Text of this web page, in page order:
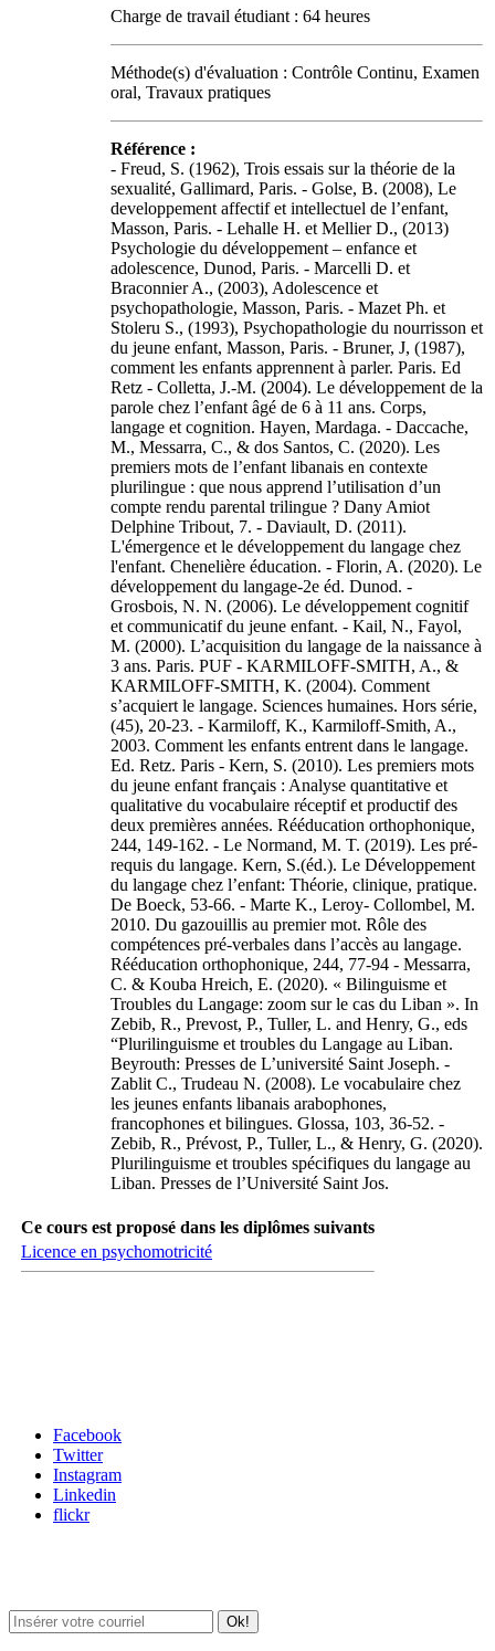
Charge de travail étudiant : 64 heures
Méthode(s) d'évaluation : Contrôle Continu, Examen
oral, Travaux pratiques
Référence :
- Freud, S. (1962), Trois essais sur la théorie de la
sexualité, Gallimard, Paris. - Golse, B. (2008), Le
developpement affectif et intellectuel de l’enfant,
Masson, Paris. - Lehalle H. et Mellier D., (2013)
Psychologie du développement – enfance et
adolescence, Dunod, Paris. - Marcelli D. et
Braconnier A., (2003), Adolescence et
psychopathologie, Masson, Paris. - Mazet Ph. et
Stoleru S., (1993), Psychopathologie du nourrisson et
du jeune enfant, Masson, Paris. - Bruner, J, (1987),
comment les enfants apprennent à parler. Paris. Ed
Retz - Colletta, J.-M. (2004). Le développement de la
parole chez l’enfant âgé de 6 à 11 ans. Corps,
langage et cognition. Hayen, Mardaga. - Daccache,
M., Messarra, C., & dos Santos, C. (2020). Les
premiers mots de l’enfant libanais en contexte
plurilingue : que nous apprend l’utilisation d’un
compte rendu parental trilingue ? Dany Amiot
Delphine Tribout, 7. - Daviault, D. (2011).
L'émergence et le développement du langage chez
l'enfant. Chenelière éducation. - Florin, A. (2020). Le
développement du langage-2e éd. Dunod. -
Grosbois, N. N. (2006). Le développement cognitif
et communicatif du jeune enfant. - Kail, N., Fayol,
M. (2000). L’acquisition du langage de la naissance à
3 ans. Paris. PUF - KARMILOFF-SMITH, A., &
KARMILOFF-SMITH, K. (2004). Comment
s’acquiert le langage. Sciences humaines. Hors série,
(45), 20-23. - Karmiloff, K., Karmiloff-Smith, A.,
2003. Comment les enfants entrent dans le langage.
Ed. Retz. Paris - Kern, S. (2010). Les premiers mots
du jeune enfant français : Analyse quantitative et
qualitative du vocabulaire réceptif et productif des
deux premières années. Rééducation orthophonique,
244, 149-162. - Le Normand, M. T. (2019). Les pré-
requis du langage. Kern, S.(éd.). Le Développement
du langage chez l’enfant: Théorie, clinique, pratique.
De Boeck, 53-66. - Marte K., Leroy- Collombel, M.
2010. Du gazouillis au premier mot. Rôle des
compétences pré-verbales dans l’accès au langage.
Rééducation orthophonique, 244, 77-94 - Messarra,
C. & Kouba Hreich, E. (2020). « Bilinguisme et
Troubles du Langage: zoom sur le cas du Liban ». In
Zebib, R., Prevost, P., Tuller, L. and Henry, G., eds
“Plurilinguisme et troubles du Langage au Liban.
Beyrouth: Presses de L’université Saint Joseph. -
Zablit C., Trudeau N. (2008). Le vocabulaire chez
les jeunes enfants libanais arabophones,
francophones et bilingues. Glossa, 103, 36-52. -
Zebib, R., Prévost, P., Tuller, L., & Henry, G. (2020).
Plurilinguisme et troubles spécifiques du langage au
Liban. Presses de l’Université Saint Jos.
Ce cours est proposé dans les diplômes suivants
Licence en psychomotricité
Facebook
Twitter
Instagram
Linkedin
flickr